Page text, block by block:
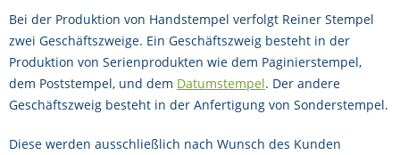
Bei der Produktion von Handstempel verfolgt Reiner Stempel
zwei Geschäftszweige. Ein Geschäftszweig besteht in der
Produktion von Serienprodukten wie dem Paginierstempel,
dem Poststempel, und dem Datumstempel. Der andere
Geschäftszweig besteht in der Anfertigung von Sonderstempel.
Diese werden ausschließlich nach Wunsch des Kunden